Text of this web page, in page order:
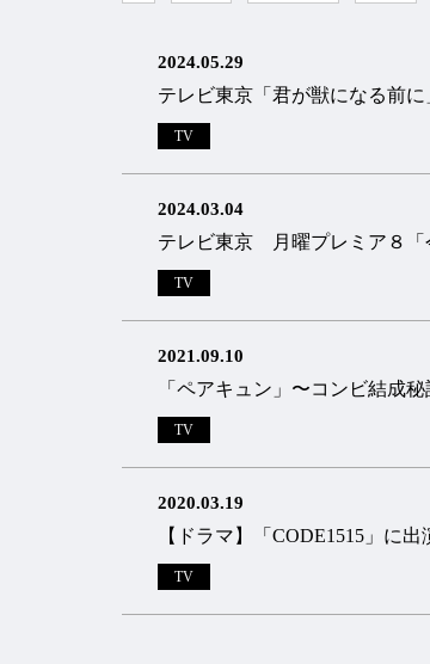
2024.05.29
テレビ東京「君が獣になる前
TV
2024.03.04
テレビ東京 月曜プレミア８「
TV
2021.09.10
「ペアキュン」〜コンビ結成
TV
2020.03.19
【ドラマ】「CODE1515」に出
TV